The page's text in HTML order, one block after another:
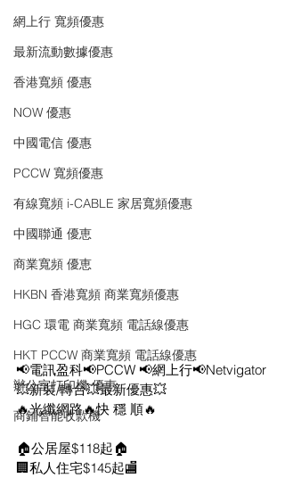
網上行 寬頻優惠
最新流動數據優惠
香港寬頻 優惠
NOW 優惠
中國電信 優惠
PCCW 寬頻優惠
有線寬頻 i-CABLE 家居寬頻優惠
中國聯通 優恵
商業寬頻 優恵
HKBN 香港寬頻 商業寬頻優惠
HGC 環電 商業寬頻 電話線優惠
HKT PCCW 商業寬頻 電話線優惠
辦公室打印機 優惠
商鋪智能收款機
📢電訊盈科📢PCCW 📢網上行📢Netvigator
💥新裝/轉台💥最新優惠💥
🔥光纖網路🔥快 穩 順🔥
🏠公居屋$118起🏠
🏢私人住宅$145起🏬